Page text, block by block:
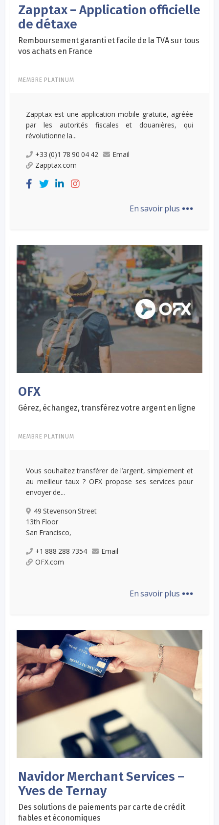
Zapptax – Application officielle
de détaxe
Remboursement garanti et facile de la TVA sur tous
vos achats en France
MEMBRE PLATINUM
Zapptax est une application mobile gratuite, agréée
par les autorités fiscales et douanières, qui
révolutionne la...
+33 (0)1 78 90 04 42
Email
Zapptax.com
En savoir plus ...
OFX
Gérez, échangez, transférez votre argent en ligne
MEMBRE PLATINUM
Vous souhaitez transférer de l’argent, simplement et
au meilleur taux ? OFX propose ses services pour
envoyer de...
49 Stevenson Street
13th Floor
San Francisco,
+1 888 288 7354
Email
OFX.com
En savoir plus ...
Navidor Merchant Services –
Yves de Ternay
Des solutions de paiements par carte de crédit
fiables et économiques